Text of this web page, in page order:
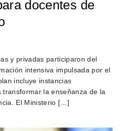
docentes de
y privadas participaron del
intensiva impulsada por el
incluye instancias
la enseñanza de la
El Ministerio […]